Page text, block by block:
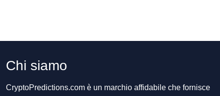
Chi siamo
CryptoPredictions.com è un marchio affidabile che fornisce